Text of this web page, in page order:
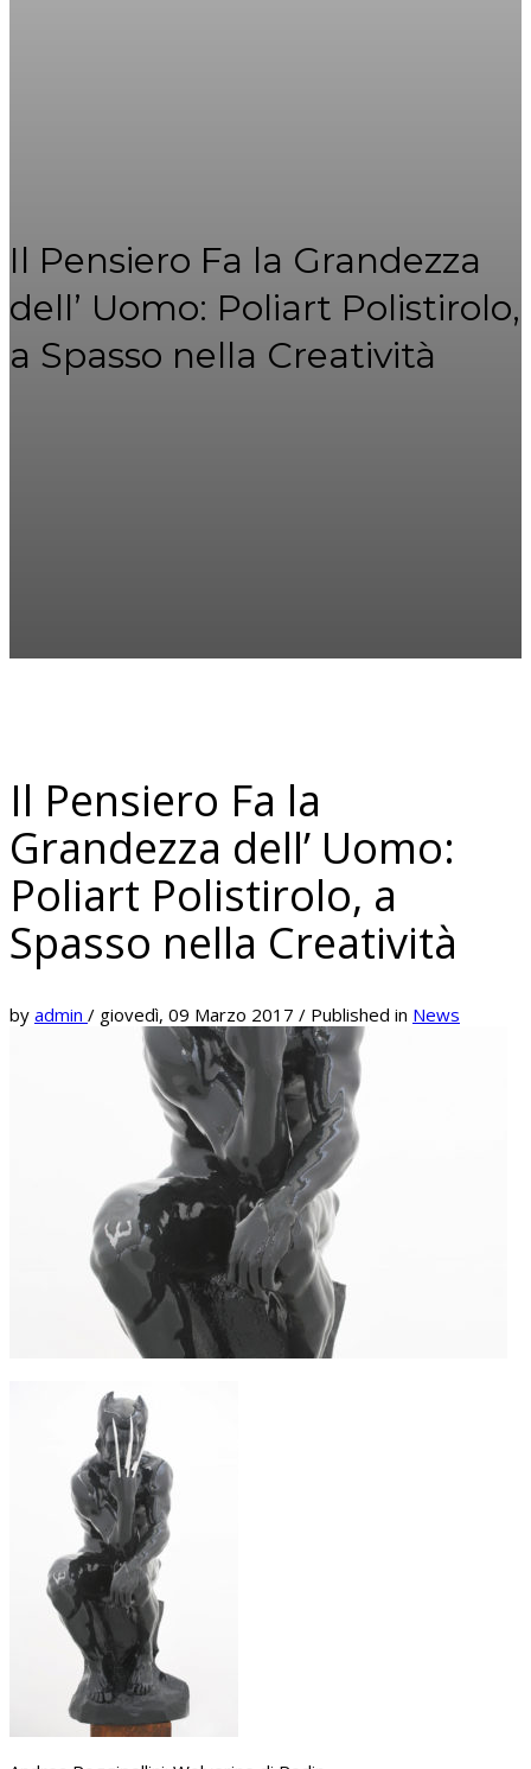
Il Pensiero Fa la Grandezza
dell’ Uomo: Poliart Polistirolo,
a Spasso nella Creatività
Il Pensiero Fa la
Grandezza dell’ Uomo:
Poliart Polistirolo, a
Spasso nella Creatività
by admin / giovedì, 09 Marzo 2017 / Published in News